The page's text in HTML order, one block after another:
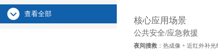
查看全部
核心应用场景
公共安全/应急救援
夜间搜救 ：热成像 + 近红外补